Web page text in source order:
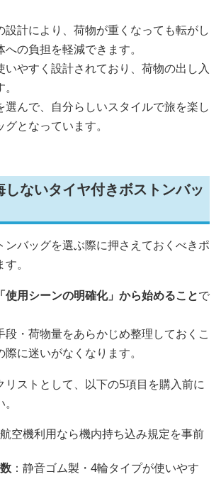
設計により、荷物が重くなっても転がし
の負担を軽減できます。
いやすく設計されており、荷物の出し入
選んで、自分らしいスタイルで旅を楽し
となっています。
しないタイヤ付きボストンバッ
ンバッグを選ぶ際に押さえておくべきポ
。
使用シーンの明確化」から始めることで
段・荷物量をあらかじめ整理しておくこ
に迷いがなくなります。
リストとして、以下の5項目を購入前に
空機利用なら機内持ち込み規定を事前
：静音ゴム製・4輪タイプが使いやす